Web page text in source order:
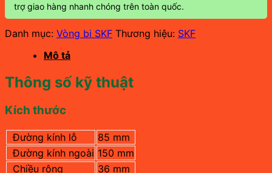
trợ giao hàng nhanh chóng trên toàn quốc.
Danh mục: Vòng bi SKF Thương hiệu: SKF
Mô tả
Thông số kỹ thuật
Kích thước
Đường kính lỗ
85 mm
Đường kính ngoài 150 mm
Chiều rộng
36 mm